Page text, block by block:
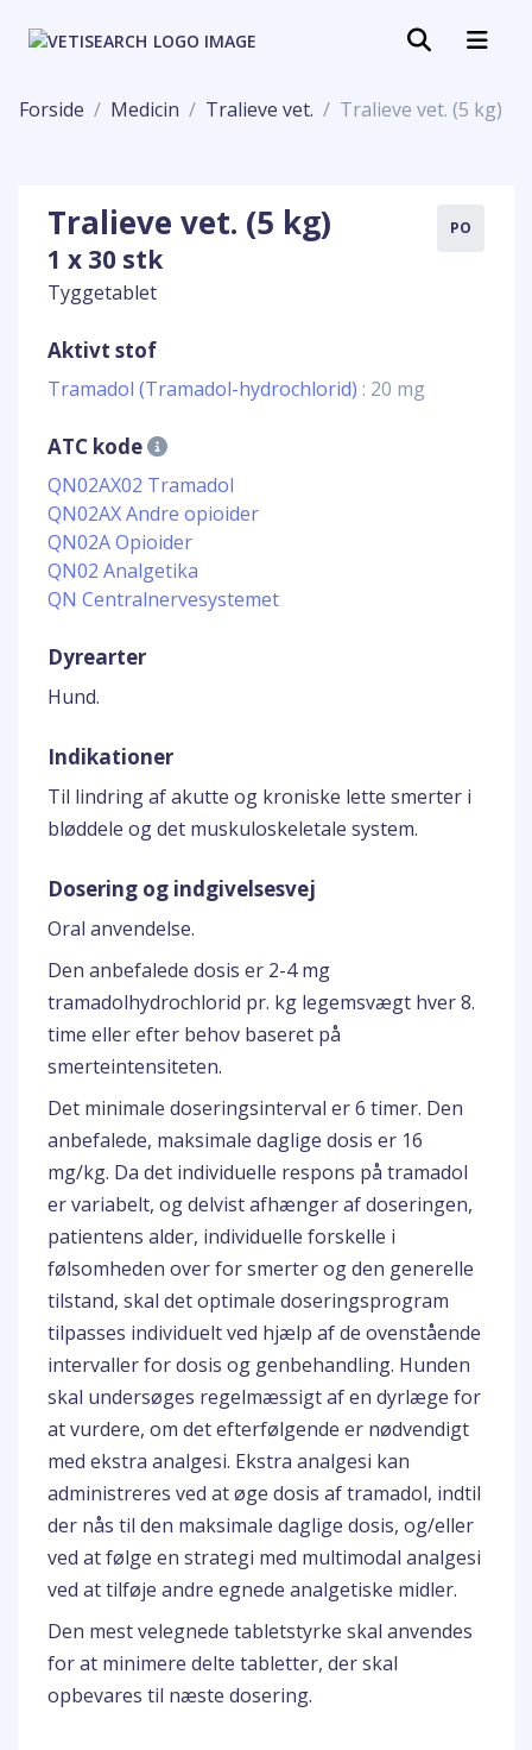
Forside Medicin Tralieve vet. Tralieve vet. (5 kg)
Tralieve vet. (5 kg)
1 x 30 stk
Tyggetablet
PO
Aktivt stof
Tramadol (Tramadol-hydrochlorid) : 20 mg
ATC kode
QN02AX02 Tramadol
QN02AX Andre opioider
QN02A Opioider
QN02 Analgetika
QN Centralnervesystemet
Dyrearter
Hund.
Indikationer
Til lindring af akutte og kroniske lette smerter i
bløddele og det muskuloskeletale system.
Dosering og indgivelsesvej
Oral anvendelse.
Den anbefalede dosis er 2-4 mg
tramadolhydrochlorid pr. kg legemsvægt hver 8.
time eller efter behov baseret på
smerteintensiteten.
Det minimale doseringsinterval er 6 timer. Den
anbefalede, maksimale daglige dosis er 16
mg/kg. Da det individuelle respons på tramadol
er variabelt, og delvist afhænger af doseringen,
patientens alder, individuelle forskelle i
følsomheden over for smerter og den generelle
tilstand, skal det optimale doseringsprogram
tilpasses individuelt ved hjælp af de ovenstående
intervaller for dosis og genbehandling. Hunden
skal undersøges regelmæssigt af en dyrlæge for
at vurdere, om det efterfølgende er nødvendigt
med ekstra analgesi. Ekstra analgesi kan
administreres ved at øge dosis af tramadol, indtil
der nås til den maksimale daglige dosis, og/eller
ved at følge en strategi med multimodal analgesi
ved at tilføje andre egnede analgetiske midler.
Den mest velegnede tabletstyrke skal anvendes
for at minimere delte tabletter, der skal
opbevares til næste dosering.